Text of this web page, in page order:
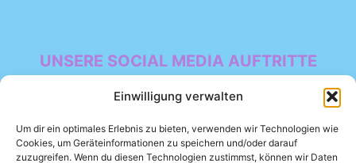
Einwilligung verwalten
Um dir ein optimales Erlebnis zu bieten, verwenden wir Technologien wie
Cookies, um Geräteinformationen zu speichern und/oder darauf
zuzugreifen. Wenn du diesen Technologien zustimmst, können wir Daten
UNSERE SOCIAL MEDIA AUFTRITTE
Facebook